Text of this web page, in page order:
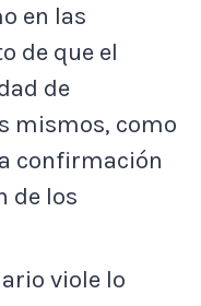
en las
de que el
de
mismos, como
confirmación
de los
viole lo